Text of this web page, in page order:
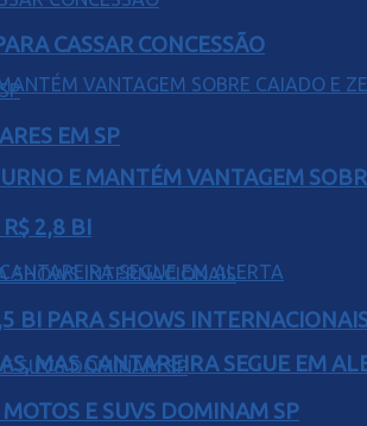
E MANTÉM VANTAGEM
MAS CANTAREIRA SEGUE EM
CASSAR CONCESSÃO
EM SP
2,8 BI
BI PARA SHOWS
E SUVS DOMINAM SP